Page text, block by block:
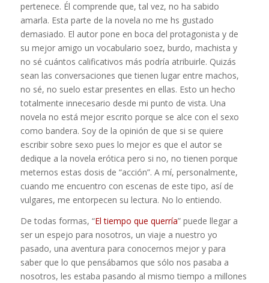
pertenece. Él comprende que, tal vez, no ha sabido
amarla. Esta parte de la novela no me hs gustado
demasiado. El autor pone en boca del protagonista y de
su mejor amigo un vocabulario soez, burdo, machista y
no sé cuántos calificativos más podría atribuirle. Quizás
sean las conversaciones que tienen lugar entre machos,
no sé, no suelo estar presentes en ellas. Esto un hecho
totalmente innecesario desde mi punto de vista. Una
novela no está mejor escrito porque se alce con el sexo
como bandera. Soy de la opinión de que si se quiere
escribir sobre sexo pues lo mejor es que el autor se
dedique a la novela erótica pero si no, no tienen porque
meternos estas dosis de “acción”. A mí, personalmente,
cuando me encuentro con escenas de este tipo, así de
vulgares, me entorpecen su lectura. No lo entiendo.
De todas formas, “El tiempo que querría” puede llegar a
ser un espejo para nosotros, un viaje a nuestro yo
pasado, una aventura para conocernos mejor y para
saber que lo que pensábamos que sólo nos pasaba a
nosotros, les estaba pasando al mismo tiempo a millones